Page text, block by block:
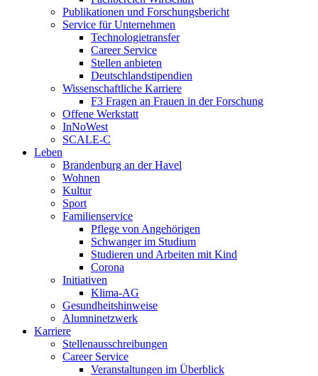
Publikationen und Forschungsbericht
Service für Unternehmen
Technologietransfer
Career Service
Stellen anbieten
Deutschlandstipendien
Wissenschaftliche Karriere
F3 Fragen an Frauen in der Forschung
Offene Werkstatt
InNoWest
SCALE-C
Leben
Brandenburg an der Havel
Wohnen
Kultur
Sport
Familienservice
Pflege von Angehörigen
Schwanger im Studium
Studieren und Arbeiten mit Kind
Corona
Initiativen
Klima-AG
Gesundheitshinweise
Alumninetzwerk
Karriere
Stellenausschreibungen
Career Service
Veranstaltungen im Überblick